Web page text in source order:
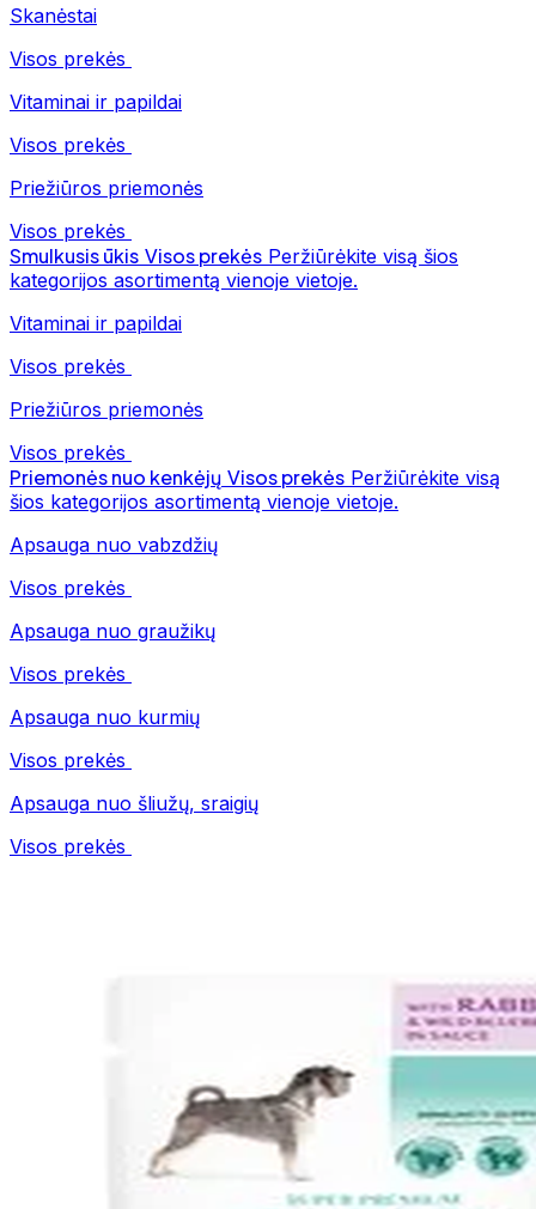
Skanėstai
Visos prekės
Vitaminai ir papildai
Visos prekės
Priežiūros priemonės
Visos prekės
Smulkusis ūkis Visos prekės Peržiūrėkite visą šios
kategorijos asortimentą vienoje vietoje.
Vitaminai ir papildai
Visos prekės
Priežiūros priemonės
Visos prekės
Priemonės nuo kenkėjų Visos prekės Peržiūrėkite visą
šios kategorijos asortimentą vienoje vietoje.
Apsauga nuo vabzdžių
Visos prekės
Apsauga nuo graužikų
Visos prekės
Apsauga nuo kurmių
Visos prekės
Apsauga nuo šliužų, sraigių
Visos prekės